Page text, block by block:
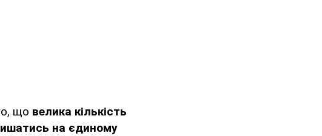
що велика кількість
на єдиному